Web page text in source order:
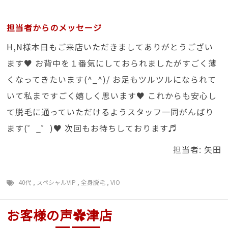
担当者からのメッセージ
H,N様本日もご来店いただきましてありがとうござい
ます♥ お背中を１番気にしておられましたがすごく薄
くなってきたいます(^_^)/ お足もツルツルになられて
いて私まですごく嬉しく思います♥ これからも安心し
て脱毛に通っていただけるようスタッフ一同がんばり
ます(゜_゜)♥ 次回もお待ちしております♬
担当者: 矢田
40代 , スペシャルVIP ,全身脱毛 ,VIO
お客様の声✿津店